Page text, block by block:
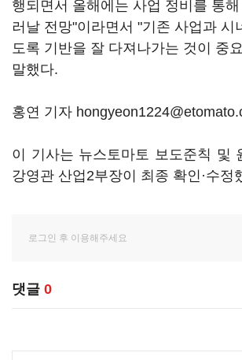
행되면서 올해에는 사업 정비를 통
러날 전망"이라면서 "기존 사업과 시
도록 기반을 잘 다져나가는 것이 중
말했다.
홍연 기자
이 기사는 뉴스토마토 보도준칙 및
강영관 산업2부장이 최종 확인·수정
댓글 0